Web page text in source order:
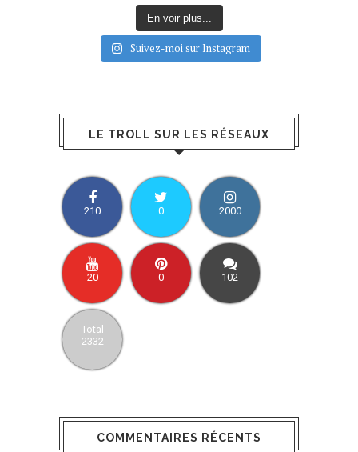
En voir plus...
Suivez-moi sur Instagram
LE TROLL SUR LES RÉSEAUX
210 0 2000
20 0 102
Total
2332
COMMENTAIRES RÉCENTS